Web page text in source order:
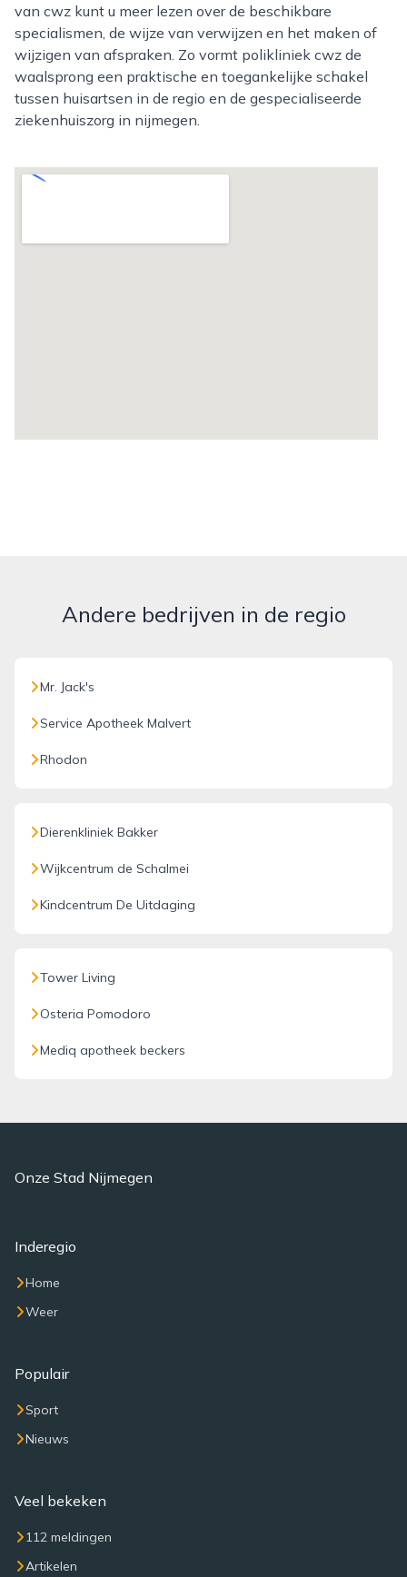
van cwz kunt u meer lezen over de beschikbare
specialismen, de wijze van verwijzen en het maken of
wijzigen van afspraken. Zo vormt polikliniek cwz de
waalsprong een praktische en toegankelijke schakel
tussen huisartsen in de regio en de gespecialiseerde
ziekenhuiszorg in nijmegen.
Andere bedrijven in de regio
Mr. Jack's
Service Apotheek Malvert
Rhodon
Dierenkliniek Bakker
Wijkcentrum de Schalmei
Kindcentrum De Uitdaging
Tower Living
Osteria Pomodoro
Mediq apotheek beckers
Onze Stad Nijmegen
Inderegio
Home
Weer
Populair
Sport
Nieuws
Veel bekeken
112 meldingen
Artikelen